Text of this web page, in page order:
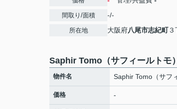
間取り/面積 -/-
所在地 大阪府八尾市志紀町３
Saphir Tomo（サフィールトモ
物件名 Saphir Tomo（サフ
価格 -